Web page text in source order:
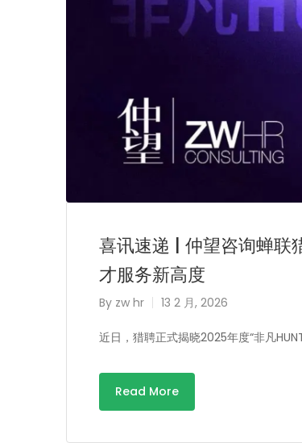
喜讯速递 | 仲望咨询蝉联
才服务新高度
By zw hr 13 2 月, 2026
近日，猎聘正式揭晓2025年度“非凡
Read More